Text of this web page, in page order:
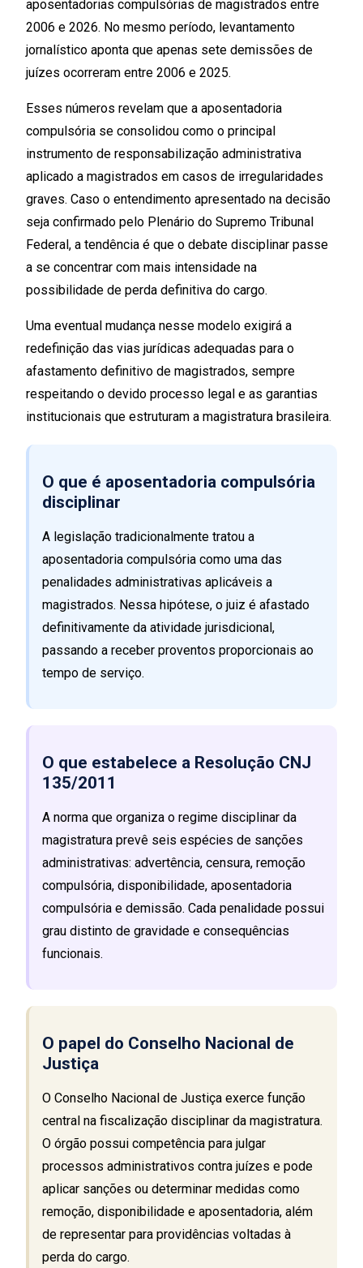
aposentadorias compulsórias de magistrados entre
2006 e 2026. No mesmo período, levantamento
jornalístico aponta que apenas sete demissões de
juízes ocorreram entre 2006 e 2025.
Esses números revelam que a aposentadoria
compulsória se consolidou como o principal
instrumento de responsabilização administrativa
aplicado a magistrados em casos de irregularidades
graves. Caso o entendimento apresentado na decisão
seja confirmado pelo Plenário do Supremo Tribunal
Federal, a tendência é que o debate disciplinar passe
a se concentrar com mais intensidade na
possibilidade de perda definitiva do cargo.
Uma eventual mudança nesse modelo exigirá a
redefinição das vias jurídicas adequadas para o
afastamento definitivo de magistrados, sempre
respeitando o devido processo legal e as garantias
institucionais que estruturam a magistratura brasileira.
O que é aposentadoria compulsória
disciplinar
A legislação tradicionalmente tratou a
aposentadoria compulsória como uma das
penalidades administrativas aplicáveis a
magistrados. Nessa hipótese, o juiz é afastado
definitivamente da atividade jurisdicional,
passando a receber proventos proporcionais ao
tempo de serviço.
O que estabelece a Resolução CNJ
135/2011
A norma que organiza o regime disciplinar da
magistratura prevê seis espécies de sanções
administrativas: advertência, censura, remoção
compulsória, disponibilidade, aposentadoria
compulsória e demissão. Cada penalidade possui
grau distinto de gravidade e consequências
funcionais.
O papel do Conselho Nacional de
Justiça
O Conselho Nacional de Justiça exerce função
central na fiscalização disciplinar da magistratura.
O órgão possui competência para julgar
processos administrativos contra juízes e pode
aplicar sanções ou determinar medidas como
remoção, disponibilidade e aposentadoria, além
de representar para providências voltadas à
perda do cargo.